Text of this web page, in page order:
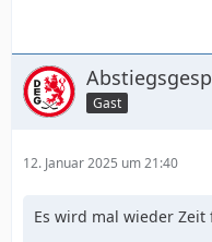
Gast
12. Januar 2025 um 21:40
Es wird mal wieder